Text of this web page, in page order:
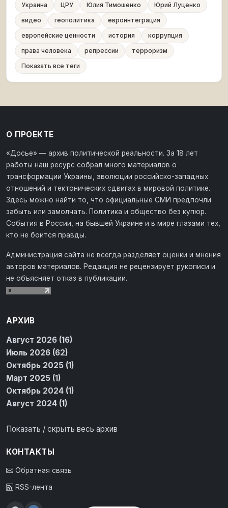
Украина
ЦРУ Юлия Тимошенко
Юрий Луценко
видео
геополитика
евроинтеграция
европейские ценности
история
коррупция
права человека
репрессии
терроризм
Показать все теги
О ПРОЕКТЕ
«Досье» — архив политической реальности. За 18 лет
работы наш ресурс собрал много материалов о
трансформации Украины, эволюции российско-западных
отношений и тектонических сдвигах в мировой политике.
Здесь можно найти то, что официальные СМИ предпочли
забыть или замолчать. Политика и общество без купюр.
События в России, на бывшей Украине и в мире глазами тех,
кто не боится правды.
Администрация сайта не всегда разделяет оценки и мнения
авторов материалов. Редакция не рецензирует рукописи и
не объясняет отказ в публикации.
АРХИВ
Август 2026 (16)
Июль 2026 (62)
Октябрь 2025 (1)
Март 2025 (1)
Октябрь 2024 (1)
Август 2024 (1)
Показать / скрыть весь архив
КОНТАКТЫ
Обратная связь
RSS-лента